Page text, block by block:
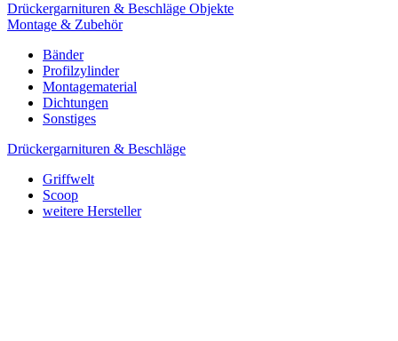
Drückergarnituren & Beschläge Objekte
Montage & Zubehör
Bänder
Profilzylinder
Montagematerial
Dichtungen
Sonstiges
Drückergarnituren & Beschläge
Griffwelt
Scoop
weitere Hersteller